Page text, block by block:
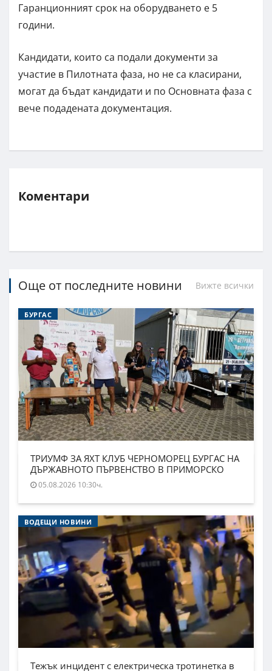
Гаранционният срок на оборудването е 5
години.
Кандидати, които са подали документи за
участие в Пилотната фаза, но не са класирани,
могат да бъдат кандидати и по Основната фаза с
вече подадената документация.
Коментари
Още от последните новини Вижте всички
БУРГАС
ТРИУМФ ЗА ЯХТ КЛУБ ЧЕРНОМОРЕЦ БУРГАС НА
ДЪРЖАВНОТО ПЪРВЕНСТВО В ПРИМОРСКО
05.08.2026 10:30ч.
ВОДЕЩИ НОВИНИ
Тежък инцидент с електрическа тротинетка в